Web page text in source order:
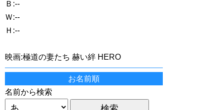
Ｂ:--
Ｗ:--
Ｈ:--
映画:極道の妻たち 赫い絆 HERO
お名前順
名前から検索